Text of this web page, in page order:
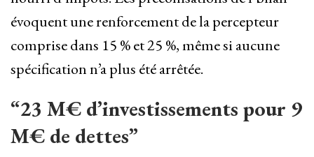
évoquent une renforcement de la percepteur
comprise dans 15 % et 25 %, même si aucune
spécification n’a plus été arrêtée.
“23 M€ d’investissements pour 9
M€ de dettes”